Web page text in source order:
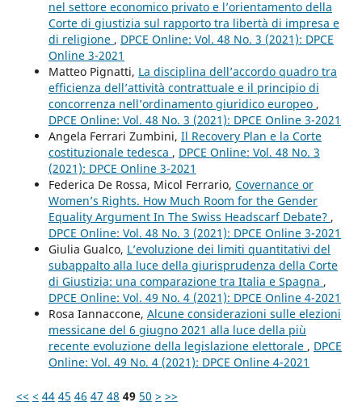
nel settore economico privato e l’orientamento della
Corte di giustizia sul rapporto tra libertà di impresa e
di religione , DPCE Online: Vol. 48 No. 3 (2021): DPCE
Online 3-2021
Matteo Pignatti, La disciplina dell’accordo quadro tra
efficienza dell’attività contrattuale e il principio di
concorrenza nell’ordinamento giuridico europeo ,
DPCE Online: Vol. 48 No. 3 (2021): DPCE Online 3-2021
Angela Ferrari Zumbini, Il Recovery Plan e la Corte
costituzionale tedesca , DPCE Online: Vol. 48 No. 3
(2021): DPCE Online 3-2021
Federica De Rossa, Micol Ferrario, Covernance or
Women’s Rights. How Much Room for the Gender
Equality Argument In The Swiss Headscarf Debate? ,
DPCE Online: Vol. 48 No. 3 (2021): DPCE Online 3-2021
Giulia Gualco, L’evoluzione dei limiti quantitativi del
subappalto alla luce della giurisprudenza della Corte
di Giustizia: una comparazione tra Italia e Spagna ,
DPCE Online: Vol. 49 No. 4 (2021): DPCE Online 4-2021
Rosa Iannaccone, Alcune considerazioni sulle elezioni
messicane del 6 giugno 2021 alla luce della più
recente evoluzione della legislazione elettorale , DPCE
Online: Vol. 49 No. 4 (2021): DPCE Online 4-2021
<< < 44 45 46 47 48 49 50 > >>